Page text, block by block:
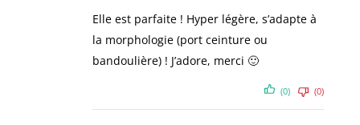
Elle est parfaite ! Hyper légère, s’adapte à
la morphologie (port ceinture ou
bandoulière) ! J’adore, merci 🙂
(0) (0)